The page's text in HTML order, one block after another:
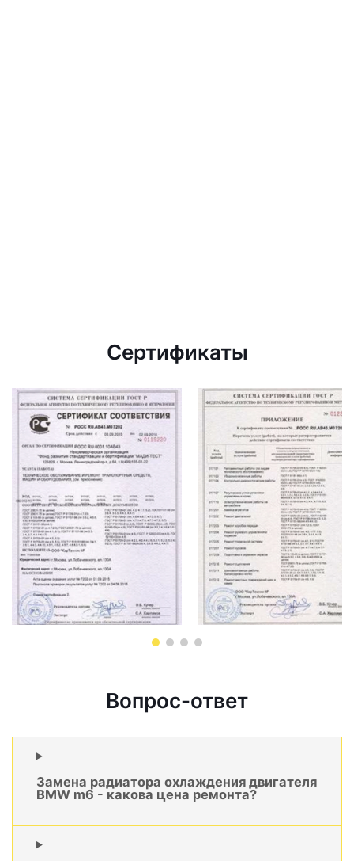
Сертификаты
Вопрос-ответ
Замена радиатора охлаждения двигателя
BMW m6 - какова цена ремонта?